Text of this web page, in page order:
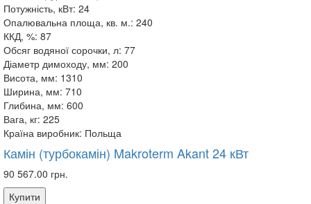
Потужність, кВт: 24
Опалювальна площа, кв. м.: 240
ККД, %: 87
Обсяг водяної сорочки, л: 77
Діаметр димоходу, мм: 200
Висота, мм: 1310
Ширина, мм: 710
Глибина, мм: 600
Вага, кг: 225
Країна виробник: Польща
Камін (турбокамін) Makroterm Akant 24 кВт
90 567.00 грн.
Купити